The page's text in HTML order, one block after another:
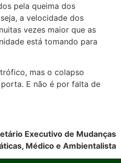
pela queima dos
a velocidade dos
vezes maior que as
está tomando para
mas o colapso
E não é por falta de
Executivo de Mudanças
Médico e Ambientalista